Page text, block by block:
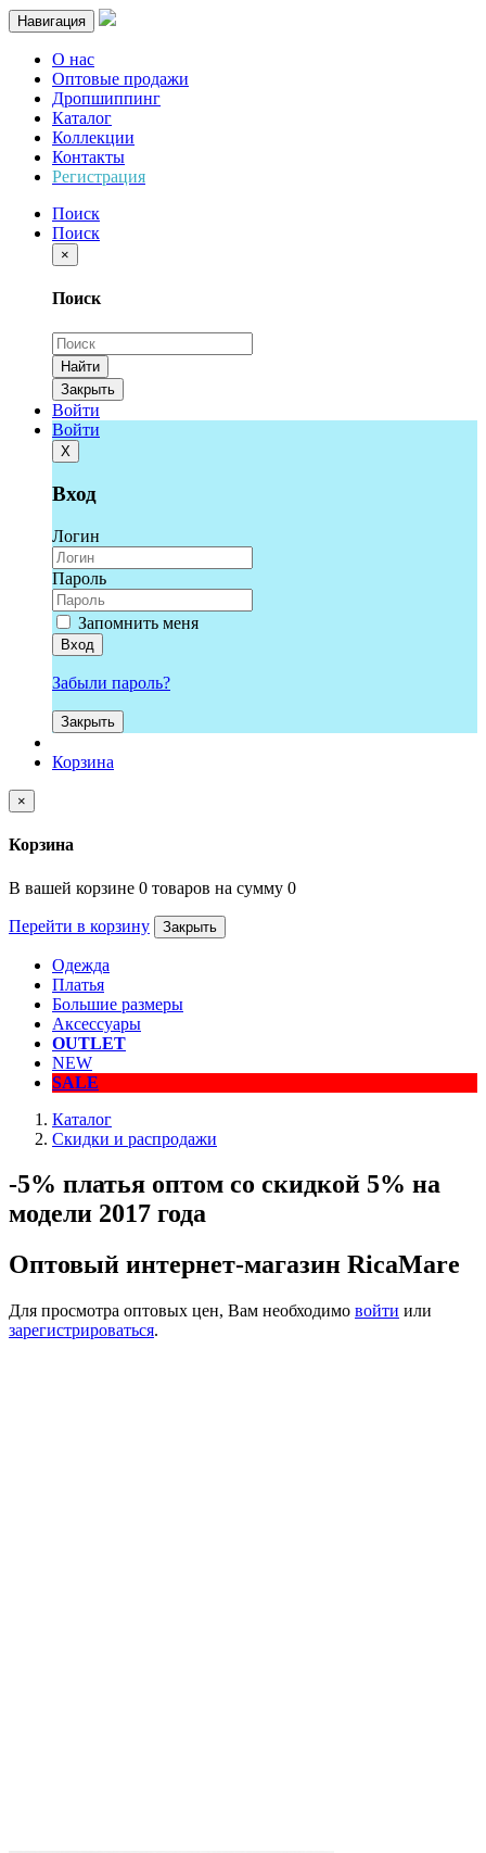
Навигация
О нас
Оптовые продажи
Дропшиппинг
Каталог
Коллекции
Контакты
Регистрация
Поиск
Поиск
×
Поиск
Найти
Закрыть
Войти
Войти
Х
Вход
Логин
Пароль
Запомнить меня
Вход
Забыли пароль?
Закрыть
Корзина
×
Корзина
В вашей корзине 0 товаров на сумму 0
Перейти в корзину Закрыть
Одежда
Платья
Большие размеры
Аксессуары
OUTLET
NEW
SALE
Каталог
Скидки и распродажи
-5% платья оптом со скидкой 5% на
модели 2017 года
Оптовый интернет-магазин RicaMare
Для просмотра оптовых цен, Вам необходимо войти или
зарегистрироваться.